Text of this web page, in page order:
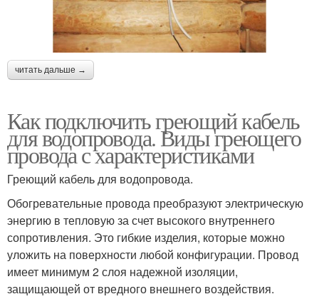
читать дальше →
Как подключить греющий кабель
для водопровода. Виды греющего
провода с характеристиками
Греющий кабель для водопровода.
Обогревательные провода преобразуют электрическую
энергию в тепловую за счет высокого внутреннего
сопротивления. Это гибкие изделия, которые можно
уложить на поверхности любой конфигурации. Провод
имеет минимум 2 слоя надежной изоляции,
защищающей от вредного внешнего воздействия.